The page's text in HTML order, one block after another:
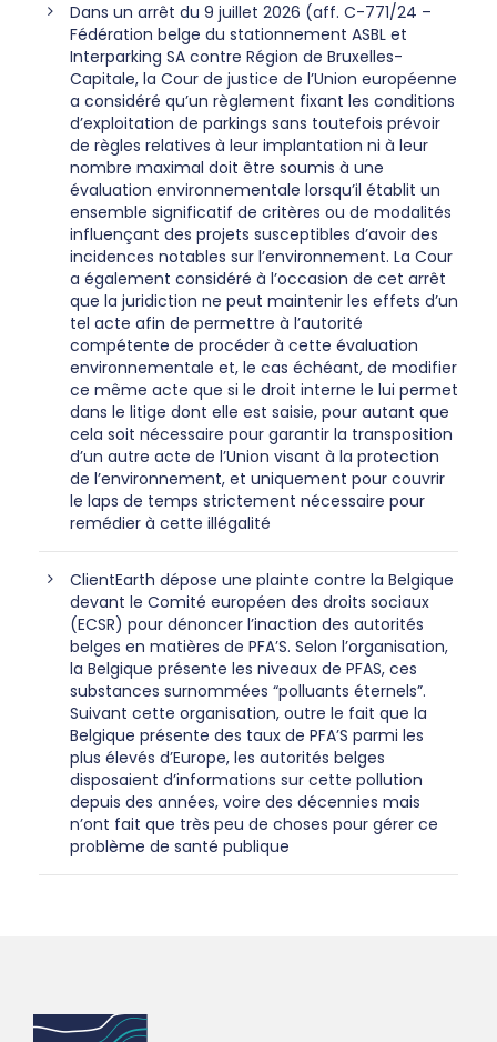
Dans un arrêt du 9 juillet 2026 (aff. C-771/24 –
Fédération belge du stationnement ASBL et
Interparking SA contre Région de Bruxelles-
Capitale, la Cour de justice de l’Union européenne
a considéré qu’un règlement fixant les conditions
d’exploitation de parkings sans toutefois prévoir
de règles relatives à leur implantation ni à leur
nombre maximal doit être soumis à une
évaluation environnementale lorsqu’il établit un
ensemble significatif de critères ou de modalités
influençant des projets susceptibles d’avoir des
incidences notables sur l’environnement. La Cour
a également considéré à l’occasion de cet arrêt
que la juridiction ne peut maintenir les effets d’un
tel acte afin de permettre à l’autorité
compétente de procéder à cette évaluation
environnementale et, le cas échéant, de modifier
ce même acte que si le droit interne le lui permet
dans le litige dont elle est saisie, pour autant que
cela soit nécessaire pour garantir la transposition
d’un autre acte de l’Union visant à la protection
de l’environnement, et uniquement pour couvrir
le laps de temps strictement nécessaire pour
remédier à cette illégalité
ClientEarth dépose une plainte contre la Belgique
devant le Comité européen des droits sociaux
(ECSR) pour dénoncer l’inaction des autorités
belges en matières de PFA’S. Selon l’organisation,
la Belgique présente les niveaux de PFAS, ces
substances surnommées “polluants éternels”.
Suivant cette organisation, outre le fait que la
Belgique présente des taux de PFA’S parmi les
plus élevés d’Europe, les autorités belges
disposaient d’informations sur cette pollution
depuis des années, voire des décennies mais
n’ont fait que très peu de choses pour gérer ce
problème de santé publique